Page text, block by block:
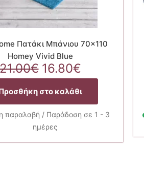
Πατάκι Μπάνιου 70×110
Homey Vivid Blue
€ Original
price
was:
21.00€.
16.80€Η
τρέχουσα
τιμή
είναι:
16.80€.
στο καλάθι
παραλαβή / Παράδοση σε 1 - 3
ημέρες